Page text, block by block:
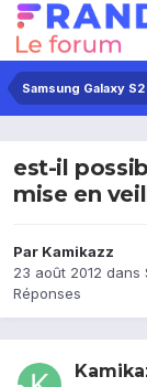
Samsung Galaxy
est-il
mise en
Par Kamikazz
23 août 2012 dans
Réponses